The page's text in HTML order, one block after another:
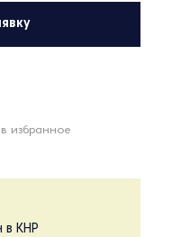
избранное
в КНР